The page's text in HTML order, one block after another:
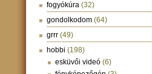
fogyókúra (32)
gondolkodom (64)
grrr (49)
hobbi (198)
esküvői videó (6)